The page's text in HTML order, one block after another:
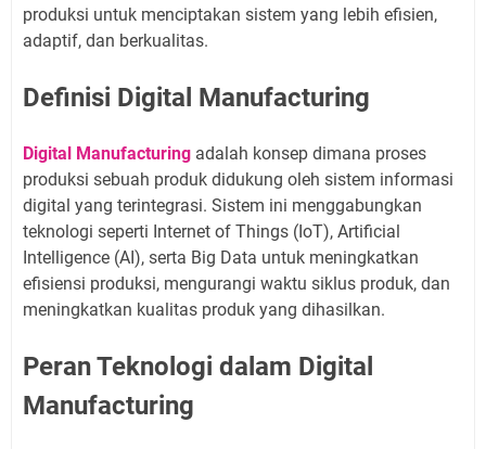
produksi untuk menciptakan sistem yang lebih efisien,
adaptif, dan berkualitas.
Definisi Digital Manufacturing
Digital Manufacturing adalah konsep dimana proses
produksi sebuah produk didukung oleh sistem informasi
digital yang terintegrasi. Sistem ini menggabungkan
teknologi seperti Internet of Things (IoT), Artificial
Intelligence (AI), serta Big Data untuk meningkatkan
efisiensi produksi, mengurangi waktu siklus produk, dan
meningkatkan kualitas produk yang dihasilkan.
Peran Teknologi dalam Digital
Manufacturing